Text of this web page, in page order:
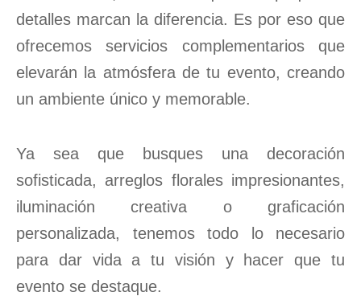
detalles marcan la diferencia. Es por eso que
ofrecemos servicios complementarios que
elevarán la atmósfera de tu evento, creando
un ambiente único y memorable.
Ya sea que busques una decoración
sofisticada, arreglos florales impresionantes,
iluminación creativa o graficación
personalizada, tenemos todo lo necesario
para dar vida a tu visión y hacer que tu
evento se destaque.